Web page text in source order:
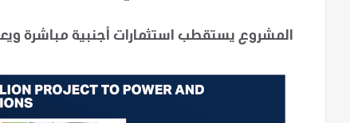
المشروع يستقطب استثمارات أجنبية مباشرة